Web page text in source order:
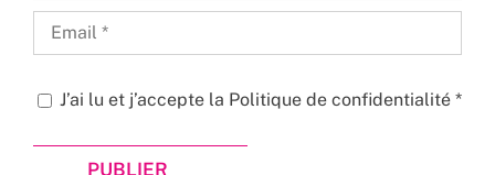
J’ai lu et j’accepte la Politique de confidentialité *